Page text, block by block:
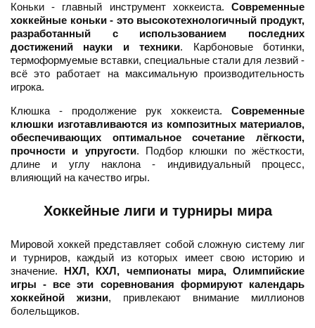
Коньки - главный инструмент хоккеиста. Современные
хоккейные коньки - это высокотехнологичный продукт,
разработанный с использованием последних
достижений науки и техники. Карбоновые ботинки,
термоформуемые вставки, специальные стали для лезвий -
всё это работает на максимальную производительность
игрока.
Клюшка - продолжение рук хоккеиста. Современные
клюшки изготавливаются из композитных материалов,
обеспечивающих оптимальное сочетание лёгкости,
прочности и упругости. Подбор клюшки по жёсткости,
длине и углу наклона - индивидуальный процесс,
влияющий на качество игры.
Хоккейные лиги и турниры мира
Мировой хоккей представляет собой сложную систему лиг
и турниров, каждый из которых имеет свою историю и
значение. НХЛ, КХЛ, чемпионаты мира, Олимпийские
игры - все эти соревнования формируют календарь
хоккейной жизни, привлекают внимание миллионов
болельщиков.